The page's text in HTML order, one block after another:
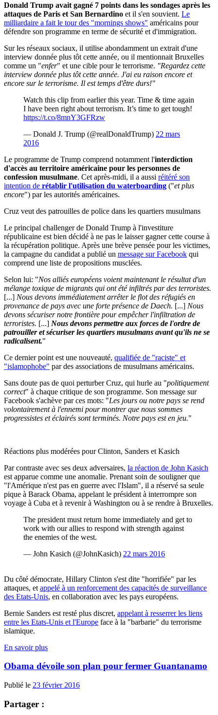
Donald Trump avait gagné 7 points dans les sondages après les
attaques de Paris et San Bernardino et il s'en souvient. Le
milliardaire a fait le tour des "mornings shows" américains pour
défendre son programme en terme de sécurité et d'immigration.
Sur les réseaux sociaux, il utilise abondamment un extrait d'une
interview donnée plus tôt cette année, ou il mentionnait Bruxelles
comme un "enfer" et une cible pour le terrorisme. "Regardez cette
interview donnée plus tôt cette année. J'ai eu raison encore et
encore sur le terrorisme. Il est temps d'être durs!"
Watch this clip from earlier this year. Time & time again
I have been right about terrorism. It’s time to get tough!
https://t.co/8mnY3GFRzw
— Donald J. Trump (@realDonaldTrump) 22 mars
2016
Le programme de Trump comprend notamment l'interdiction
d'accès au territoire américaine pour les personnes de
confession musulmane. Cet après-midi, il a aussi réitéré son
intention de rétablir l'utilisation du waterboarding ("et plus
encore") par les autorités américaines.
Cruz veut des patrouilles de police dans les quartiers musulmans
Le principal challenger de Donald Trump à l'investiture
républicaine est bien décidé à ne pas le laisser gagner cette course à
la récupération politique. Après une brève pensée pour les victimes,
la campagne du candidat a publié un message sur Facebook qui
comprend une liste de propositions musclées.
Selon lui: "Nos alliés européens voient maintenant le résultat d'un
mélange toxique de migrants qui ont été infiltrés par des terroristes.
[...] Nous devons immédiatement arrêter le flot des réfugiés en
provenance de pays avec une forte présence de Daech. [...] Nous
devons sécuriser notre frontière pour empêcher l'infiltration de
terroristes. [...] Nous devons permettre aux forces de l'ordre de
patrouiller et sécuriser les quartiers musulmans avant qu'ils ne se
radicalisent."
Ce dernier point est une nouveauté, qualifiée de "raciste" et
"islamophobe" par des associations de musulmans américains.
Sans doute pas de quoi perturber Cruz, qui hurle au "politiquement
correct" à chaque critique de son programme. Son message sur
Facebook s'achève par ces mots: "Les jours ou notre pays se rend
volontairement à l'ennemi pour montrer que nous sommes
progressistes et éclairés sont terminés. Notre pays est en jeu."
Réactions plus modérées pour Clinton, Sanders et Kasich
Par contraste avec ses deux adversaires, la réaction de John Kasich
est apparue comme une anomalie. Prenant soin de souligner que
"l'Amérique n'est pas en guerre avec l'Islam", il a réservé sa seule
pique à Barack Obama, appelant le président à interrompre son
voyage à Cuba et à revenir à Washington ou à se rendre à Bruxelles.
The president must return home immediately and get to
work with our allies to respond with strength against
the enemies of the west.
— John Kasich (@JohnKasich) 22 mars 2016
Du côté démocrate, Hillary Clinton s'est dite "horrifiée" par les
attaques, et appelé à un renforcement des capacités de surveillance
des Etats-Unis, en collaboration avec les pays européens.
Bernie Sanders est resté plus discret, appelant à resserrer les liens
entre les Etats-Unis et l'Europe face à la "barbarie" du terrorisme
islamique.
En savoir plus
Obama dévoile son plan pour fermer Guantanamo
Publié le 23 février 2016
Partager :